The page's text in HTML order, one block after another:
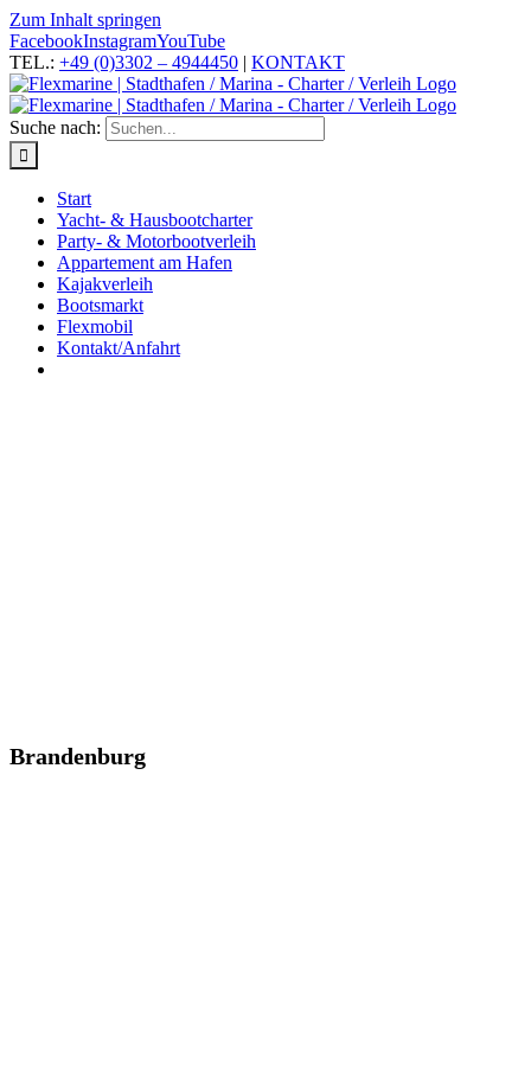
Zum Inhalt springen
FacebookInstagramYouTube
TEL.: +49 (0)3302 – 4944450 | KONTAKT
Suche nach:
Start
Yacht- & Hausbootcharter
Party- & Motorbootverleih
Appartement am Hafen
Kajakverleih
Bootsmarkt
Flexmobil
Kontakt/Anfahrt
Brandenburg